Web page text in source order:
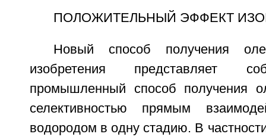
ПОЛОЖИТЕЛЬНЫЙ ЭФФЕКТ
Новый способ получения
изобретения представляет
промышленный способ получения
селективностью прямым
водородом в одну стадию. В